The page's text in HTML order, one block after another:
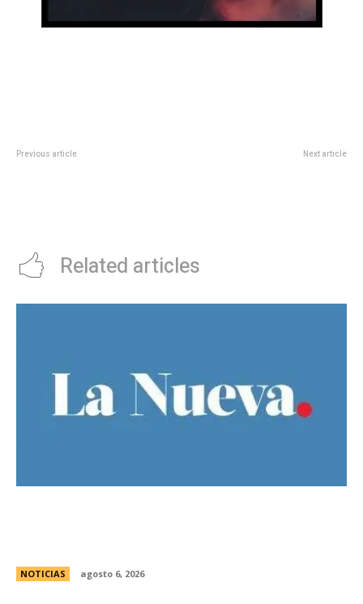
Previous article Next article
Related articles
NOTICIAS agosto 6, 2026